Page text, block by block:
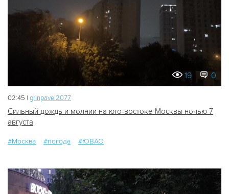
19 0
02:45 | grinpavel2077
Сильный дождь и молнии на юго-востоке Москвы ночью 7
августа
#Москва #погода #ЮВАО